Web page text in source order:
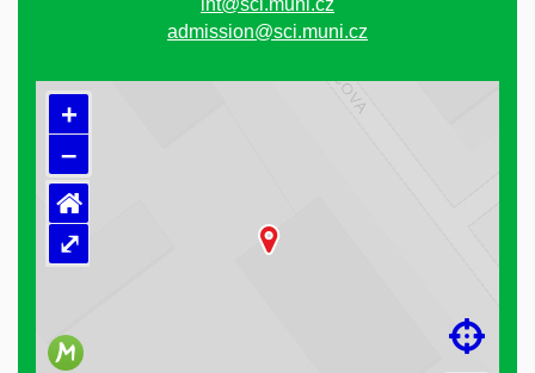
int@sci.muni.cz
admission@sci.muni.cz
+
–

⌂
⤢